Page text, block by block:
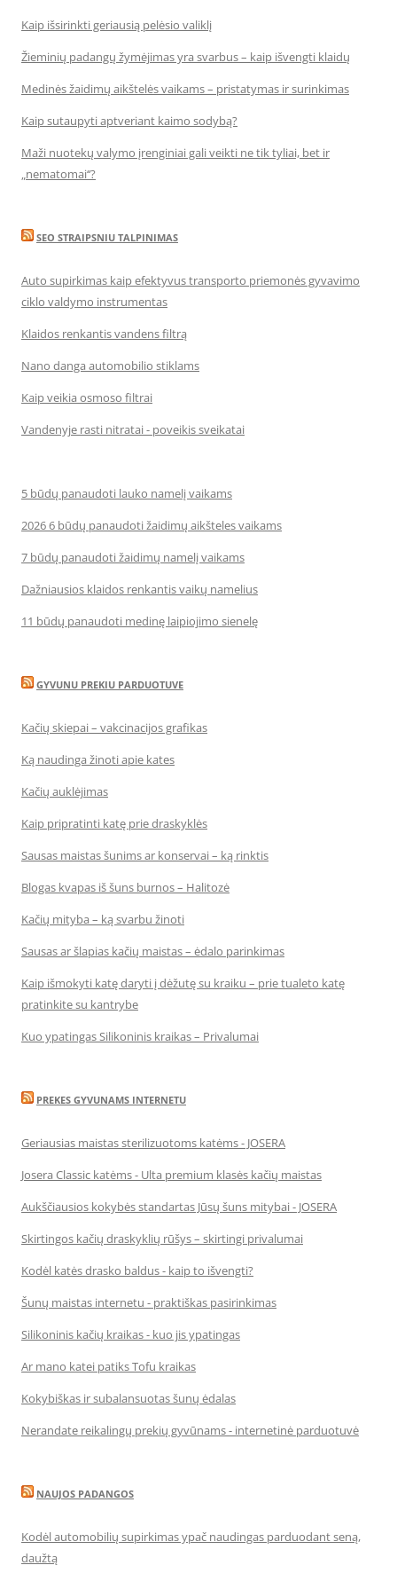
Kaip išsirinkti geriausią pelėsio valiklį
Žieminių padangų žymėjimas yra svarbus – kaip išvengti klaidų
Medinės žaidimų aikštelės vaikams – pristatymas ir surinkimas
Kaip sutaupyti aptveriant kaimo sodybą?
Maži nuotekų valymo įrenginiai gali veikti ne tik tyliai, bet ir
„nematomai‘‘?
SEO STRAIPSNIU TALPINIMAS
Auto supirkimas kaip efektyvus transporto priemonės gyvavimo
ciklo valdymo instrumentas
Klaidos renkantis vandens filtrą
Nano danga automobilio stiklams
Kaip veikia osmoso filtrai
Vandenyje rasti nitratai - poveikis sveikatai
5 būdų panaudoti lauko namelį vaikams
2026 6 būdų panaudoti žaidimų aikšteles vaikams
7 būdų panaudoti žaidimų namelį vaikams
Dažniausios klaidos renkantis vaikų namelius
11 būdų panaudoti medinę laipiojimo sienelę
GYVUNU PREKIU PARDUOTUVE
Kačių skiepai – vakcinacijos grafikas
Ką naudinga žinoti apie kates
Kačių auklėjimas
Kaip pripratinti katę prie draskyklės
Sausas maistas šunims ar konservai – ką rinktis
Blogas kvapas iš šuns burnos – Halitozė
Kačių mityba – ką svarbu žinoti
Sausas ar šlapias kačių maistas – ėdalo parinkimas
Kaip išmokyti katę daryti į dėžutę su kraiku – prie tualeto katę
pratinkite su kantrybe
Kuo ypatingas Silikoninis kraikas – Privalumai
PREKES GYVUNAMS INTERNETU
Geriausias maistas sterilizuotoms katėms - JOSERA
Josera Classic katėms - Ulta premium klasės kačių maistas
Aukščiausios kokybės standartas Jūsų šuns mitybai - JOSERA
Skirtingos kačių draskyklių rūšys – skirtingi privalumai
Kodėl katės drasko baldus - kaip to išvengti?
Šunų maistas internetu - praktiškas pasirinkimas
Silikoninis kačių kraikas - kuo jis ypatingas
Ar mano katei patiks Tofu kraikas
Kokybiškas ir subalansuotas šunų ėdalas
Nerandate reikalingų prekių gyvūnams - internetinė parduotuvė
NAUJOS PADANGOS
Kodėl automobilių supirkimas ypač naudingas parduodant seną,
daužtą